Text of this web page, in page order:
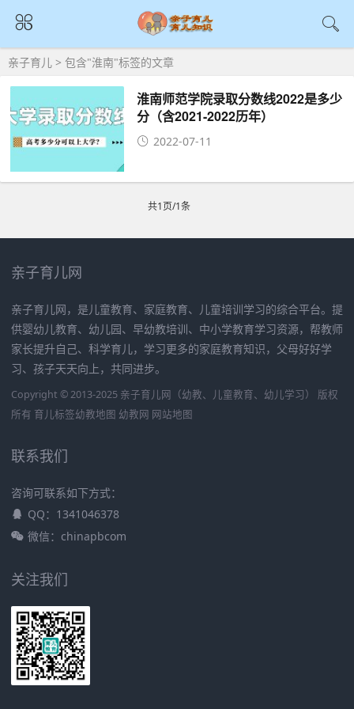
亲子育儿 > 包含"淮南"标签的文章
淮南师范学院录取分数线2022是多少
分（含2021-2022历年）
2022-07-11
共1页/1条
亲子育儿网
亲子育儿网，是儿童教育、家庭教育、儿童培训学习的综合平台。提
供婴幼儿教育、幼儿园、早幼教培训、中小学教育学习资源，帮教师
家长提升自己、科学育儿，学习更多的家庭教育知识，父母好好学
习、孩子天天向上，共同进步。
Copyright © 2013-2025 亲子育儿网（幼教、儿童教育、幼儿学习） 版权
所有 育儿标签幼教地图 幼教网 网站地图
联系我们
咨询可联系如下方式：
QQ：1341046378
微信：chinapbcom
关注我们